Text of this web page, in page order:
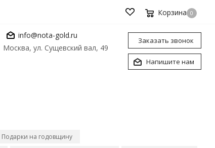
Корзина 0
info@nota-gold.ru
Москва, ул. Сущевский вал, 49
Заказать звонок
Напишите нам
Подарки на годовщину